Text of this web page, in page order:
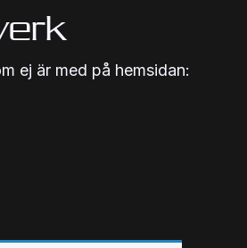
ej är med på hemsidan: